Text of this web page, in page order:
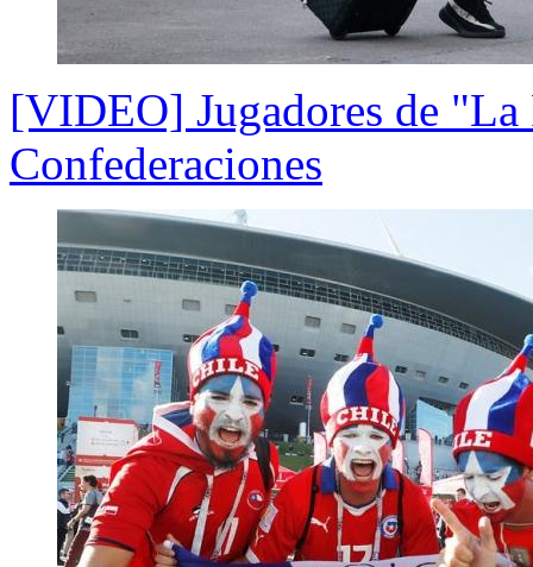
[VIDEO] Jugadores de
Confederaciones